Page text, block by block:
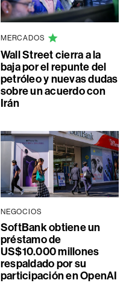
MERCADOS
Wall Street cierra a la
baja por el repunte del
petróleo y nuevas dudas
sobre un acuerdo con
Irán
NEGOCIOS
SoftBank obtiene un
préstamo de
US$10.000 millones
respaldado por su
participación en OpenAI